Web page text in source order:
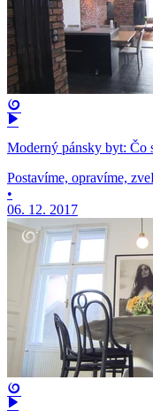
Moderný pánsky byt: Čo
Postavíme, opravíme,
•
06. 12. 2017